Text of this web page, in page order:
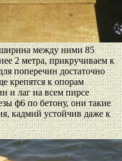
между ними 85
2 метра, прикручиваем к
поперечин достаточно
крепятся к опорам
и лаг на всем пирсе
ф6 по бетону, они такие
кадмий устойчив даже к